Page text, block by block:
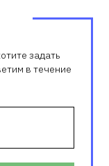
задать
в течение